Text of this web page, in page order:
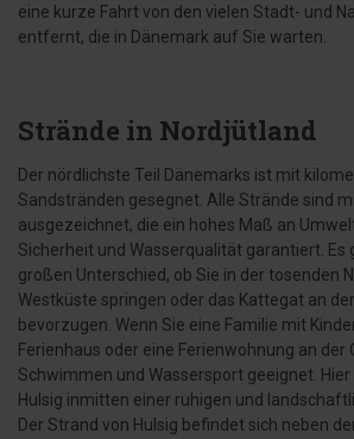
eine kurze Fahrt von den vielen Stadt- und
entfernt, die in Dänemark auf Sie warten.
Strände in Nordjütland
Der nördlichste Teil Dänemarks ist mit
Sandstränden gesegnet. Alle Strände sind
ausgezeichnet, die ein hohes Maß an
Sicherheit und Wasserqualität garantiert. Es
großen Unterschied, ob Sie in der tosenden
Westküste springen oder das Kattegat an
bevorzugen. Wenn Sie eine Familie mit
Ferienhaus oder eine Ferienwohnung an
Schwimmen und Wassersport geeignet.
Hulsig inmitten einer ruhigen und
Der Strand von Hulsig befindet sich neben